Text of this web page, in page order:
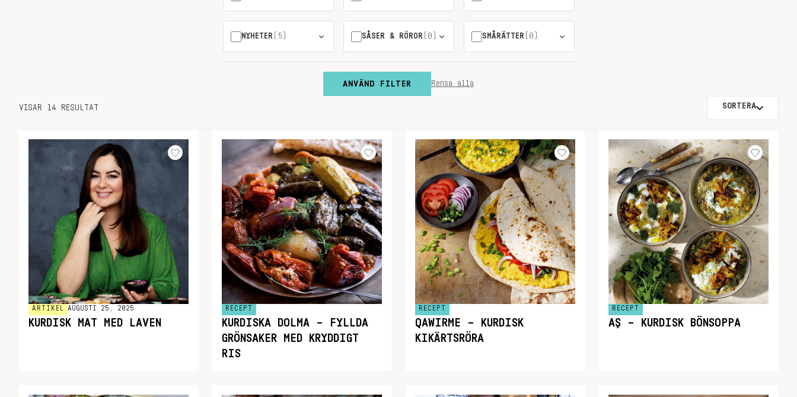
NYHETER(5) SÅSER & RÖROR(0) SMÅRÄTTER(0)
ANVÄND FILTER Rensa alla
VISAR 14 RESULTAT SORTERA
ARTIKEL AUGUSTI 25, 2025
KURDISK MAT MED LAVEN
RECEPT
KURDISKA DOLMA – FYLLDA
GRÖNSAKER MED KRYDDIGT
RIS
RECEPT
QAWIRME – KURDISK
KIKÄRTSRÖRA
RECEPT
AŞ – KURDISK BÖNSOPPA